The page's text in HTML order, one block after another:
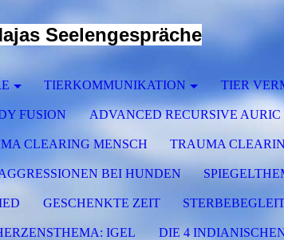
Seelengespräche
TIERKOMMUNIKATION TIER
FUSION ADVANCED RECURSIVE
CLEARING MENSCH TRAUMA
BEI HUNDEN
GESCHENKTE ZEIT
IGEL DIE 4